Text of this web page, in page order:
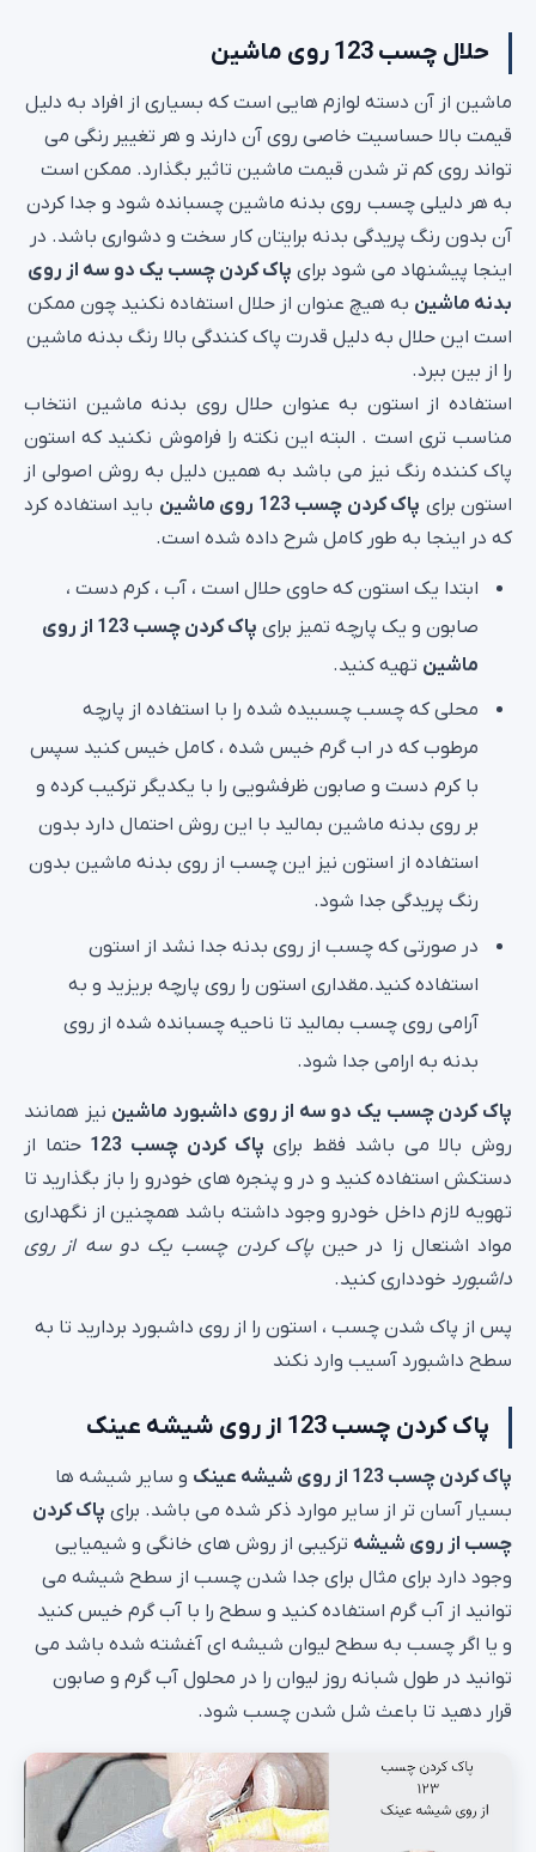
حلال چسب 123 روی ماشین
ماشین از آن دسته لوازم هایی است که بسیاری از افراد به دلیل
قیمت بالا حساسیت خاصی روی آن دارند و هر تغییر رنگی می
تواند روی کم تر شدن قیمت ماشین تاثیر بگذارد. ممکن است
به هر دلیلی چسب روی بدنه ماشین چسبانده شود و جدا کردن
آن بدون رنگ پریدگی بدنه برایتان کار سخت و دشواری باشد. در
اینجا پیشنهاد می شود برای پاک کردن چسب یک دو سه از روی
بدنه ماشین به هیچ عنوان از حلال استفاده نکنید چون ممکن
است این حلال به دلیل قدرت پاک کنندگی بالا رنگ بدنه ماشین
را از بین ببرد.
استفاده از استون به عنوان حلال روی بدنه ماشین انتخاب
مناسب تری است . البته این نکته را فراموش نکنید که استون
پاک کننده رنگ نیز می باشد به همین دلیل به روش اصولی از
استون برای پاک کردن چسب 123 روی ماشین
باید استفاده کرد
که در اینجا به طور کامل شرح داده شده است.
ابتدا یک استون که حاوی حلال است ، آب ، کرم دست ،
صابون و یک پارچه تمیز برای
پاک کردن چسب 123 از روی
ماشین تهیه کنید.
محلی که چسب چسبیده شده را با استفاده از پارچه
مرطوب که در اب گرم خیس شده ، کامل خیس کنید سپس
با کرم دست و صابون ظرفشویی را با یکدیگر ترکیب کرده و
بر روی بدنه ماشین بمالید با این روش احتمال دارد بدون
استفاده از استون نیز این چسب از روی بدنه ماشین بدون
رنگ پریدگی جدا شود.
در صورتی که چسب از روی بدنه جدا نشد از استون
استفاده کنید.مقداری استون را روی پارچه بریزید و به
آرامی روی چسب بمالید تا ناحیه چسبانده شده از روی
بدنه به ارامی جدا شود.
پاک کردن چسب یک دو سه از روی داشبورد ماشین نیز همانند
روش بالا می باشد فقط برای پاک کردن چسب 123
حتما از
دستکش استفاده کنید و در و پنجره های خودرو را باز بگذارید تا
تهویه لازم داخل خودرو وجود داشته باشد همچنین از نگهداری
مواد اشتعال زا در حینپاک کردن چسب یک دو سه از روی
داشبورد خودداری کنید.
پس از پاک شدن چسب ، استون را از روی داشبورد بردارید تا به
سطح داشبورد آسیب وارد نکند
پاک کردن چسب 123 از روی شیشه عینک
پاک کردن چسب 123 از روی شیشه عینک
و سایر شیشه ها
بسیار آسان تر از سایر موارد ذکر شده می باشد. برای پاک کردن
چسب از روی شیشه ترکیبی از روش های خانگی و شیمیایی
وجود دارد برای مثال برای جدا شدن چسب از سطح شیشه می
توانید از آب گرم استفاده کنید و سطح را با آب گرم خیس کنید
و یا اگر چسب به سطح لیوان شیشه ای آغشته شده باشد می
توانید در طول شبانه روز لیوان را در محلول آب گرم و صابون
قرار دهید تا باعث شل شدن چسب شود.